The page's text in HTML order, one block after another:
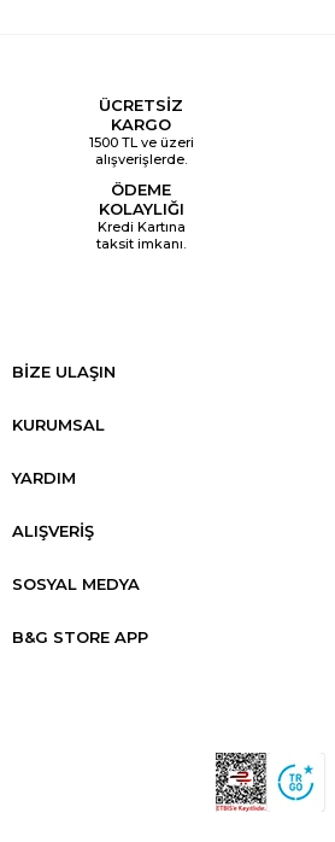
ÜCRETSİZ
KARGO
1500 TL ve üzeri
alışverişlerde.
ÖDEME
KOLAYLIĞI
Kredi Kartına
taksit imkanı.
BİZE ULAŞIN
KURUMSAL
YARDIM
ALIŞVERİŞ
SOSYAL MEDYA
B&G STORE APP